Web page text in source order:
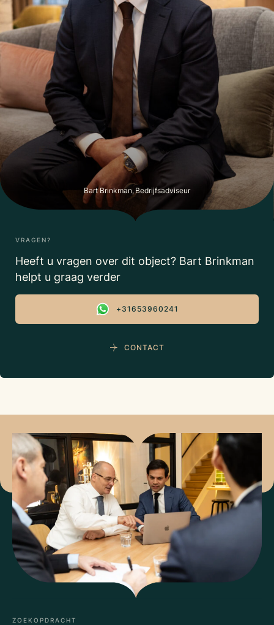
Bart Brinkman, Bedrijfsadviseur
VRAGEN?
Heeft u vragen over dit object? Bart Brinkman
helpt u graag verder
+31653960241
CONTACT
ZOEKOPDRACHT